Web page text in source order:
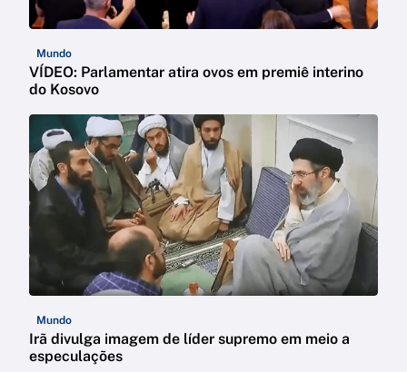
Mundo
VÍDEO: Parlamentar atira ovos em premiê interino
do Kosovo
Mundo
Irã divulga imagem de líder supremo em meio a
especulações